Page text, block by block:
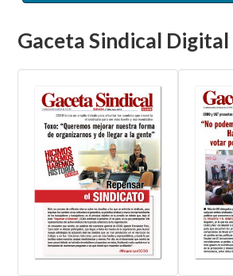
Gaceta Sindical Digital